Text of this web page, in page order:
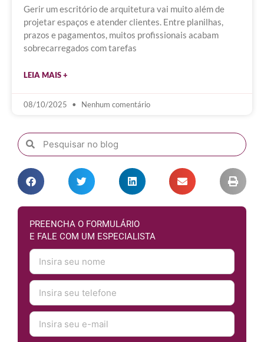
Gerir um escritório de arquitetura vai muito além de
projetar espaços e atender clientes. Entre planilhas,
prazos e pagamentos, muitos profissionais acabam
sobrecarregados com tarefas
LEIA MAIS +
08/10/2025 Nenhum comentário
PREENCHA O FORMULÁRIO
E FALE COM UM ESPECIALISTA